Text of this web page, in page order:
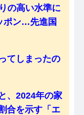
の高い水準に
ポン…先進国
てしまったの
、2024年の家
合を示す「エ